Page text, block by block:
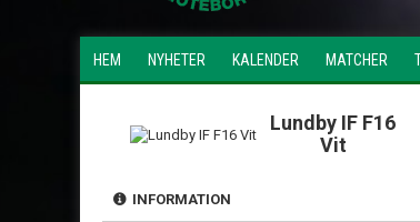
HEM NYHETER KALENDER MATCHER
Lundby IF F16
Vit
INFORMATION